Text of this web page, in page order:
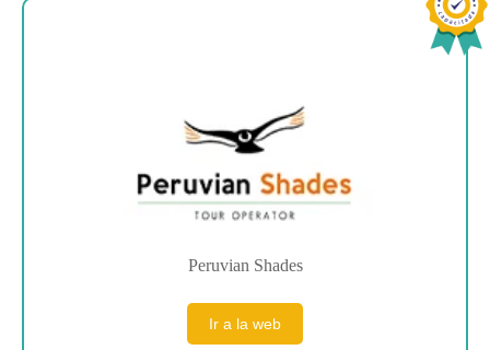
Peruvian Shades
Ir a la web